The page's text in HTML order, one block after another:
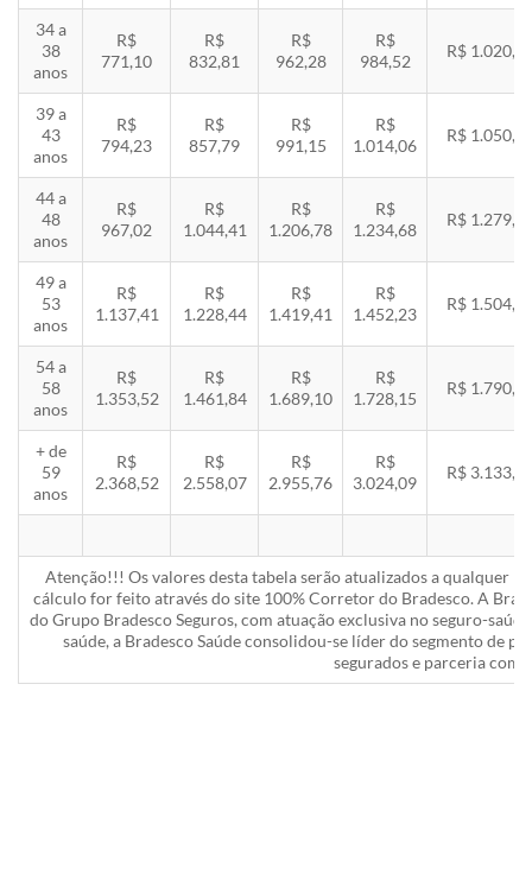
34 a
38
anos
R$
771,10
R$
832,81
R$
962,28
R$
984,52
R$
39 a
43
anos
R$
794,23
R$
857,79
R$
991,15
R$
1.014,06
R$
44 a
48
anos
R$
967,02
R$
1.044,41
R$
1.206,78
R$
1.234,68
R$
49 a
53
anos
R$
1.137,41
R$
1.228,44
R$
1.419,41
R$
1.452,23
R$
54 a
58
anos
R$
1.353,52
R$
1.461,84
R$
1.689,10
R$
1.728,15
R$
+ de
59
anos
R$
2.368,52
R$
2.558,07
R$
2.955,76
R$
3.024,09
R$
Atenção!!! Os valores desta tabela serão atualizados a qualquer
cálculo for feito através do site 100% Corretor do Bradesco. A
do Grupo Bradesco Seguros, com atuação exclusiva no seguro-
saúde, a Bradesco Saúde consolidou-se líder do segmento de
segurados e parceria com